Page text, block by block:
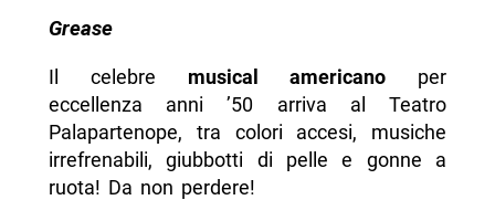
Grease
Il celebre musical americano per
eccellenza anni ’50 arriva al Teatro
Palapartenope, tra colori accesi, musiche
irrefrenabili, giubbotti di pelle e gonne a
ruota! Da non perdere!